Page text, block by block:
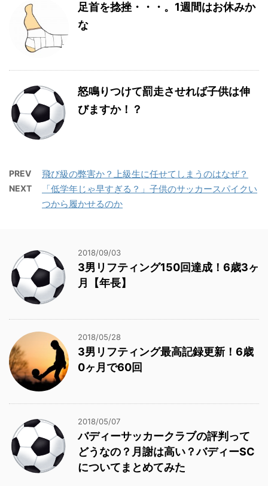
足首を捻挫・・・。1週間はお休みか
な
怒鳴りつけて罰走させれば子供は伸
びますか！？
PREV 飛び級の弊害か？上級生に任せてしまうのはなぜ？
NEXT
「低学年じゃ早すぎる？」子供のサッカースパイクい
つから履かせるのか
2018/09/03
3男リフティング150回達成！6歳3ヶ
月【年長】
2018/05/28
3男リフティング最高記録更新！6歳
0ヶ月で60回
2018/05/07
バディーサッカークラブの評判って
どうなの？月謝は高い？バディーSC
についてまとめてみた